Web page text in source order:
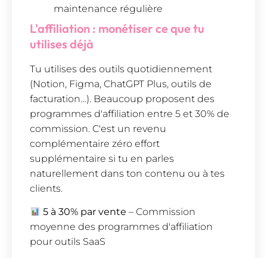
maintenance régulière
L'affiliation : monétiser ce que tu
utilises déjà
Tu utilises des outils quotidiennement
(Notion, Figma, ChatGPT Plus, outils de
facturation…). Beaucoup proposent des
programmes d'affiliation entre 5 et 30% de
commission. C'est un revenu
complémentaire zéro effort
supplémentaire si tu en parles
naturellement dans ton contenu ou à tes
clients.
5 à 30% par vente – Commission
moyenne des programmes d'affiliation
pour outils SaaS